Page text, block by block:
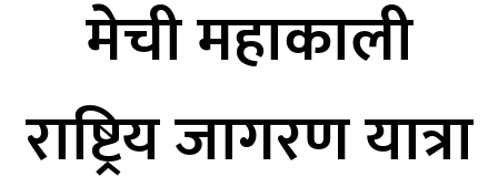
मेची महाकाली
राष्ट्रिय जागरण यात्रा